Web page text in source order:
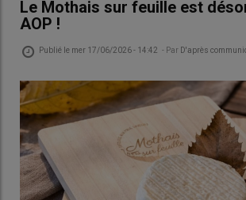
Le Mothais sur feuille est
AOP !
Publié le mer 17/06/2026 - 14:42 - Par D'après